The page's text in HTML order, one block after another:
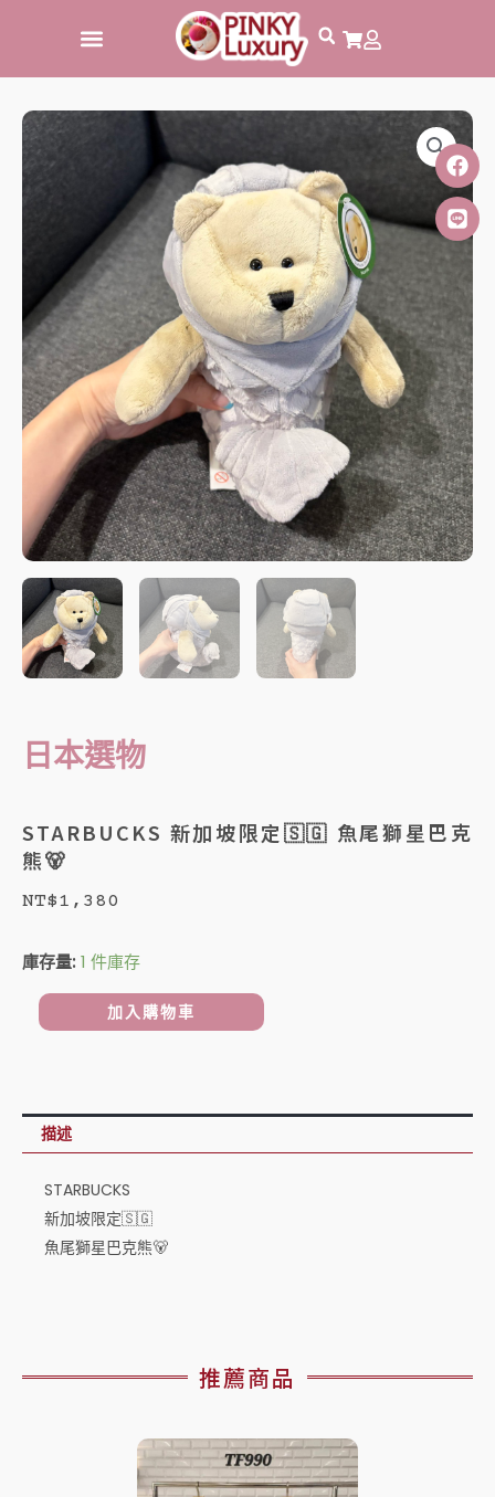
主
日本選物
STARBUCKS 新加坡限定🇸🇬 魚尾獅星巴克
熊🐻
NT$1,380
庫存量: 1 件庫存
新
🇸🇬
魚
數
加入購物車
描述
STARBUCKS
新加坡限定🇸🇬
魚尾獅星巴克熊🐻
推薦商品